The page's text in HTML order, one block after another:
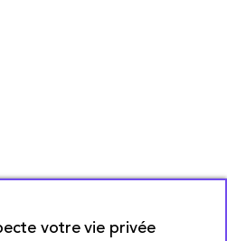
votre vie privée